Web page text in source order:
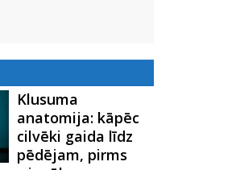
Klusuma
anatomija: kāpēc
cilvēki gaida līdz
pēdējam, pirms